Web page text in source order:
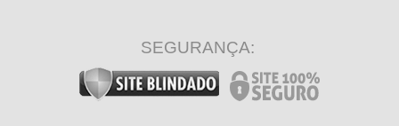
SEGURANÇA: